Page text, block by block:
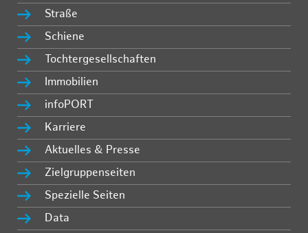
Straße
Schiene
Tochtergesellschaften
Immobilien
infoPORT
Karriere
Aktuelles & Presse
Zielgruppenseiten
Spezielle Seiten
Data